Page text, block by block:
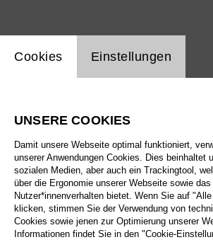
Alle Sparten
Alle Spielstätten
Alle Merkmale
Einstellung Website Cookie
Cookies Einstellungen
UNSERE COOKIES
Damit unsere Webseite optimal funktioniert,
unserer Anwendungen Cookies. Dies beinhaltet
sozialen Medien, aber auch ein Trackingtool,
über die Ergonomie unserer Webseite sowie das
Nutzer*innenverhalten bietet. Wenn Sie auf
klicken, stimmen Sie der Verwendung von
Cookies sowie jenen zur Optimierung unserer
Informationen findet Sie in den "Cookie-